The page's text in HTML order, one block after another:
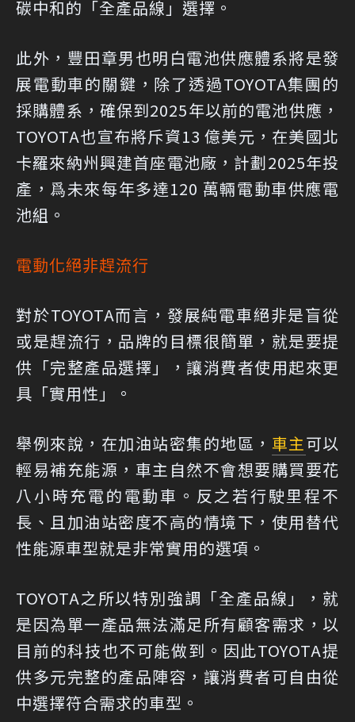
碳中和的「全產品線」選擇。
此外，豐田章男也明白電池供應體系將是發
展電動車的關鍵，除了透過TOYOTA集團的
採購體系，確保到2025年以前的電池供應，
TOYOTA也宣布將斥資13 億美元，在美國北
卡羅來納州興建首座電池廠，計劃2025年投
產，爲未來每年多達120 萬輛電動車供應電
池組。
電動化絕非趕流行
對於TOYOTA而言，發展純電車絕非是盲從
或是趕流行，品牌的目標很簡單，就是要提
供「完整產品選擇」，讓消費者使用起來更
具「實用性」。
舉例來說，在加油站密集的地區， 車主可以
輕易補充能源，車主自然不會想要購買要花
八小時充電的電動車。反之若行駛里程不
長、且加油站密度不高的情境下，使用替代
性能源車型就是非常實用的選項。
TOYOTA之所以特別強調「全產品線」，就
是因為單一產品無法滿足所有顧客需求，以
目前的科技也不可能做到。因此TOYOTA提
供多元完整的產品陣容，讓消費者可自由從
中選擇符合需求的車型。